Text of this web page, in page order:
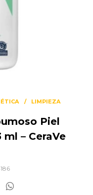
LIMPIEZA
Piel
ml – CeraVe
